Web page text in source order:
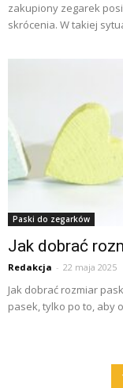
zakupiony zegarek
skrócenia. W takiej
Paski do zegarków
Jak dobrać
Redakcja - 22 maja 2025
Jak dobrać rozmiar
pasek, tylko po to, aby